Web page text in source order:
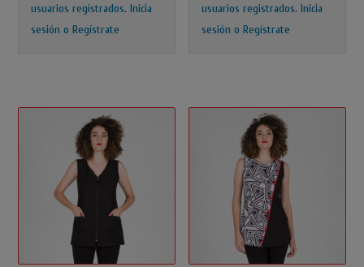
usuarios registrados.Inicia
sesión o Regístrate
usuarios registrados.Inicia
sesión o Regístrate